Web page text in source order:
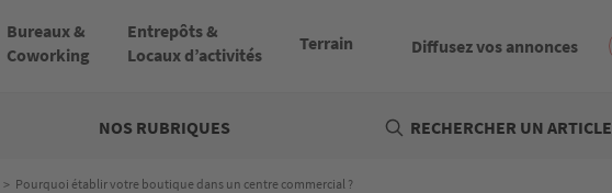
Bureaux &
Coworking
Entrepôts &
Locaux d’activités
Terrain Diffusez vos annonces
NOS RUBRIQUES RECHERCHER UN ARTICLE
> Pourquoi établir votre boutique dans un centre commercial ?